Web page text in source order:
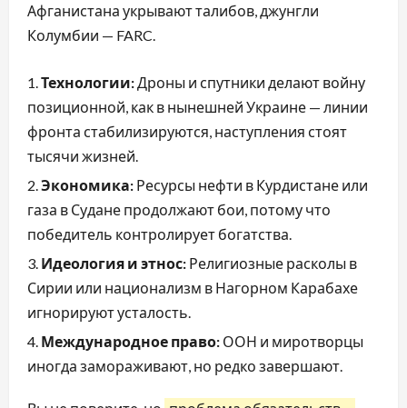
Афганистана укрывают талибов, джунгли
Колумбии — FARC.
Технологии: Дроны и спутники делают войну
позиционной, как в нынешней Украине — линии
фронта стабилизируются, наступления стоят
тысячи жизней.
Экономика: Ресурсы нефти в Курдистане или
газа в Судане продолжают бои, потому что
победитель контролирует богатства.
Идеология и этнос: Религиозные расколы в
Сирии или национализм в Нагорном Карабахе
игнорируют усталость.
Международное право: ООН и миротворцы
иногда замораживают, но редко завершают.